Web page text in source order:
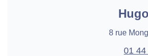
8 rue
01 44